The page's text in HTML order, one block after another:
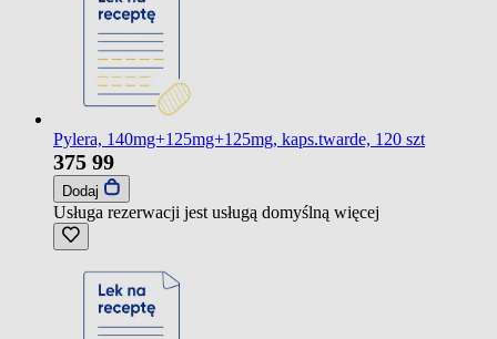
Pylera, 140mg+125mg+125mg, kaps.twarde, 120 szt
375 99
Dodaj
Usługa rezerwacji jest usługą domyślną więcej